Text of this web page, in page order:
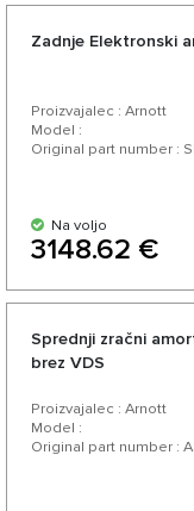
Zadnje Elektronski
Proizvajalec : Arnott
Model :
Original part number :
Na voljo
3148.62 €
Sprednji zračni
brez VDS
Proizvajalec : Arnott
Model :
Original part number :